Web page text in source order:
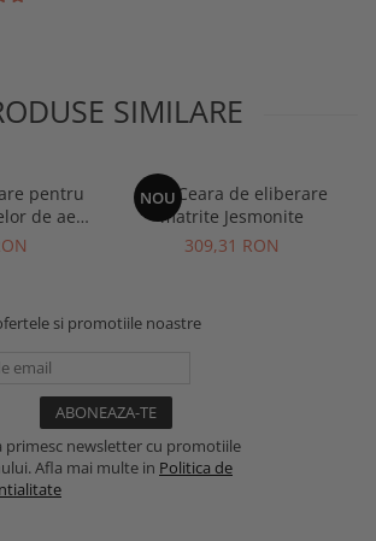
SIMILARE
pentru
de aer
NOU
APW Ceara de eliberare
matrite Jesmonite
309,31 RON
si promotiile noastre
primesc newsletter cu promotiile
Afla mai multe in Politica de